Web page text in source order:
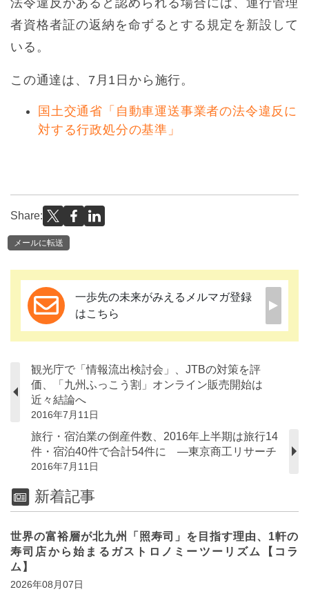
法令違反があると認められる場合には、運行管理
者資格者証の返納を命ずるとする規定を新設して
いる。
この通達は、7月1日から施行。
国土交通省「自動車運送事業者の法令違反に
対する行政処分の基準」
Share:
メールに転送
一歩先の未来がみえるメルマガ登録
はこちら
観光庁で「情報流出検討会」、JTBの対策を評
価、「九州ふっこう割」オンライン販売開始は
近々結論へ
2016年7月11日
旅行・宿泊業の倒産件数、2016年上半期は旅行14
件・宿泊40件で合計54件に ―東京商工リサーチ
2016年7月11日
新着記事
世界の富裕層が北九州「照寿司」を目指す理由、1軒の
寿司店から始まるガストロノミーツーリズム【コラ
ム】
2026年08月07日